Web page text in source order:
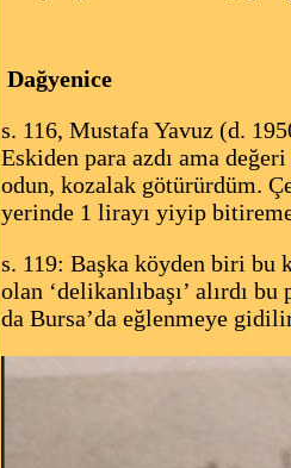
Dağyenice
s. 116, Mustafa Yavuz (d.
Eskiden para azdı ama
odun, kozalak götürürdüm.
yerinde 1 lirayı yiyip
s. 119: Başka köyden biri bu
olan ‘delikanlıbaşı’ alırdı
da Bursa’da eğlenmeye